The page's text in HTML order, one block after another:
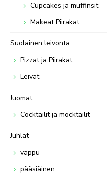
Cupcakes ja muffinsit
Makeat Piirakat
Suolainen leivonta
Pizzat ja Piirakat
Leivät
Juomat
Cocktailit ja mocktailit
Juhlat
vappu
pääsiäinen